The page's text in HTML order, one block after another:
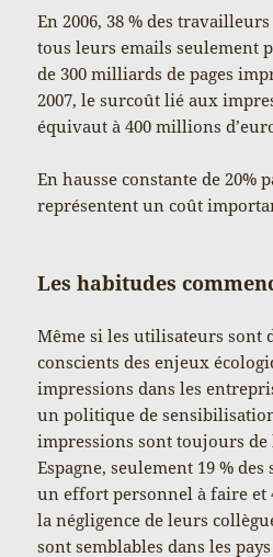
En 2006, 38 % des
tous leurs emails seulement
de 300 milliards de pages
2007, le surcoût lié aux
équivaut à 400 millions
En hausse constante de 20%
représentent un coût
Les habitudes
Même si les utilisateurs sont
conscients des enjeux
impressions dans les
un politique de
impressions sont toujours
Espagne, seulement 19 %
un effort personnel à faire et
la négligence de leurs
sont semblables dans les